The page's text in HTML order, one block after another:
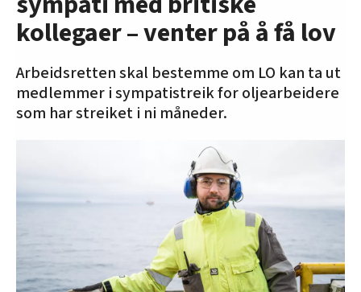
kollegaer – venter på å få lov
Arbeidsretten skal bestemme om LO kan ta ut
medlemmer i sympatistreik for oljearbeidere
som har streiket i ni måneder.